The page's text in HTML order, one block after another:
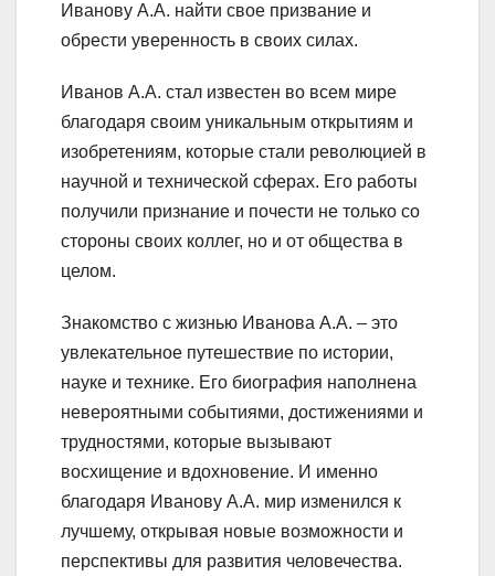
Иванову А.А. найти свое призвание и
обрести уверенность в своих силах.
Иванов А.А. стал известен во всем мире
благодаря своим уникальным открытиям и
изобретениям, которые стали революцией в
научной и технической сферах. Его работы
получили признание и почести не только со
стороны своих коллег, но и от общества в
целом.
Знакомство с жизнью Иванова А.А. – это
увлекательное путешествие по истории,
науке и технике. Его биография наполнена
невероятными событиями, достижениями и
трудностями, которые вызывают
восхищение и вдохновение. И именно
благодаря Иванову А.А. мир изменился к
лучшему, открывая новые возможности и
перспективы для развития человечества.